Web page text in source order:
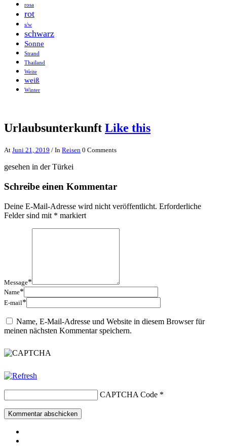
rosa
rot
s/w
schwarz
Sonne
Strand
Thailand
Weite
weiß
Winter
Urlaubsunterkunft Like this
At Juni 21, 2019 / In Reisen 0 Comments
gesehen in der Türkei
Schreibe einen Kommentar
Deine E-Mail-Adresse wird nicht veröffentlicht. Erforderliche
Felder sind mit * markiert
Message*
Name*
E-mail*
Name, E-Mail-Adresse und Website in diesem Browser für
meinen nächsten Kommentar speichern.
CAPTCHA Code *